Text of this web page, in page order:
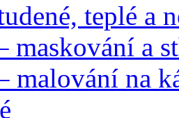
teplé a
maskování a
malování na